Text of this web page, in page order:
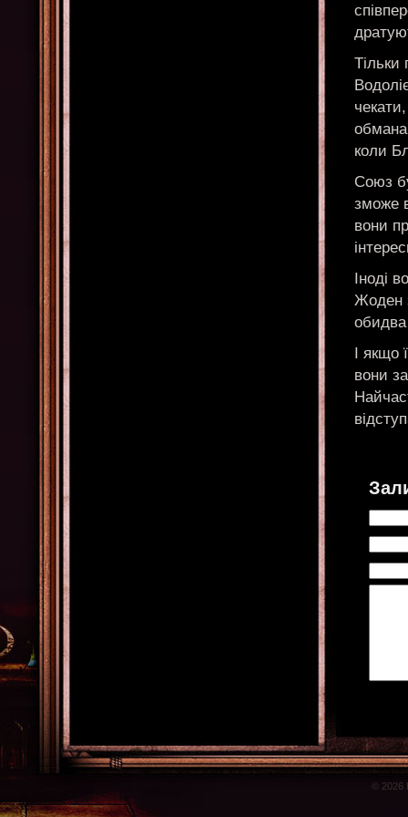
Тільки
коли
Союз
зможе
вони
Іноді
Жоден
обидва
І якщо
вони
© 2026